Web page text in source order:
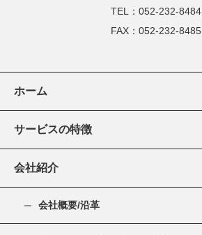
TEL：052-232-8484
FAX：052-232-8485
ホーム
サービスの特徴
会社紹介
会社概要/沿革